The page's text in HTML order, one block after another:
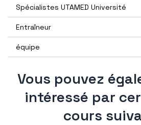
Spécialistes UTAMED Université
Entraîneur
équipe
Vous pouvez
intéressé par
cours